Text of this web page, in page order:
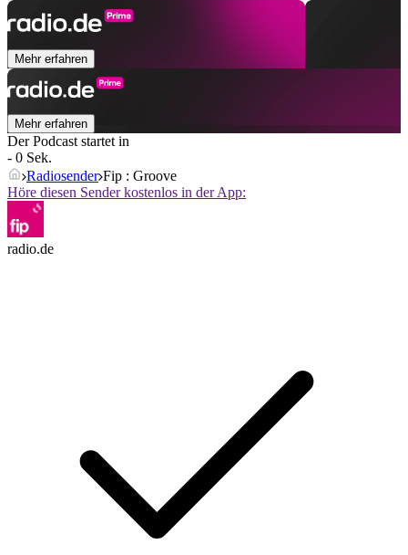
Mehr erfahren
Mehr erfahren
Der Podcast startet in
- 0 Sek.
Radiosender Fip : Groove
Höre diesen Sender kostenlos in der App:
radio.de